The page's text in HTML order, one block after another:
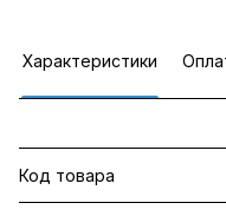
Характеристики
Код товара